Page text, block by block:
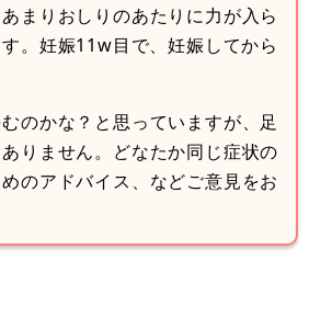
まりおしりのあたりに力が入ら
。妊娠11w目で、妊娠してから
のかな？と思っていますが、足
りません。どなたか同じ症状の
のアドバイス、などご意見をお